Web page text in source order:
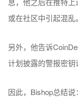
或在社区中引起混乱。
另外，他告诉
计划披露的警报密钥
因此，Bishop总结说：